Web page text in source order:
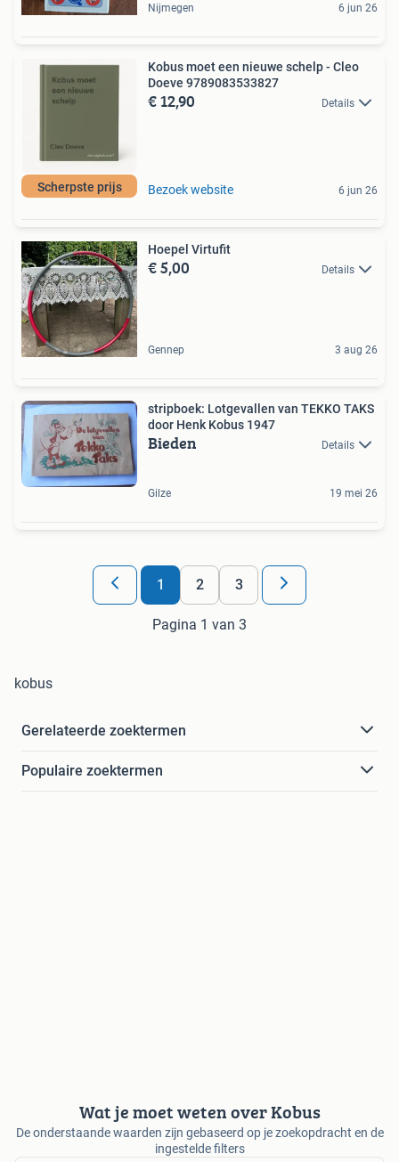
Nijmegen 6 jun 26
Scherpste prijs
Kobus moet een nieuwe schelp - Cleo
Doeve 9789083533827
€ 12,90 Details
Bezoek website 6 jun 26
Hoepel Virtufit
€ 5,00 Details
Gennep 3 aug 26
stripboek: Lotgevallen van TEKKO TAKS
door Henk Kobus 1947
Bieden Details
Gilze 19 mei 26
1 2 3
Pagina 1 van 3
kobus
Gerelateerde zoektermen
Populaire zoektermen
Wat je moet weten over Kobus
De onderstaande waarden zijn gebaseerd op je zoekopdracht en de
ingestelde filters